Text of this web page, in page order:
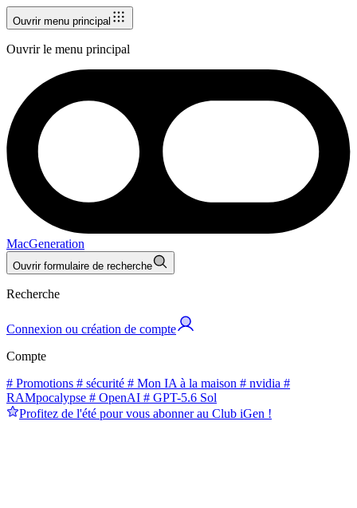
Ouvrir menu principal
Ouvrir le menu principal
MacGeneration
Ouvrir formulaire de recherche
Recherche
Connexion ou création de compte
Compte
# Promotions # sécurité # Mon IA à la maison # nvidia #
RAMpocalypse # OpenAI # GPT-5.6 Sol
Profitez de l'été pour vous abonner au Club iGen !